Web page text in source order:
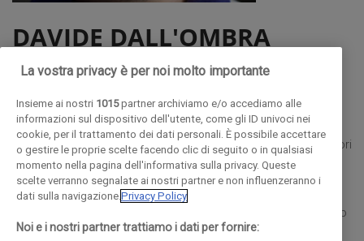
DAVIDE DALL'OMBRA
GIORNALISTA E SCRITTORE
Nato a Torino nel 1975, Davide DallOmbra è docente
all'Università Cattolica di Milano, titolare di un corso di Storia
della Critica dArte. Direttore dellAssociazione Giovanni Testori
onlus, è conservatore, con compiti di tutela, ampliamento e
promozione, del Fondo Testori. Giornalista pubblicista, è
referente per larte del Giornale del Popolo di Lugano.e. Il suo
sito è www.dallombra.it.
La vostra privacy è per noi molto importante
Insieme ai nostri 1015partner archiviamo e/o accediamo alle
informazioni sul dispositivo dell'utente, come gli ID univoci nei
cookie, per il trattamento dei dati personali. È possibile accettare
o gestire le proprie scelte facendo clic di seguito o in qualsiasi
momento nella pagina dell'informativa sulla privacy. Queste
scelte verranno segnalate ai nostri partner e non influenzeranno i
dati sulla navigazione. Privacy Policy
Noi e i nostri partner trattiamo i dati per fornire: